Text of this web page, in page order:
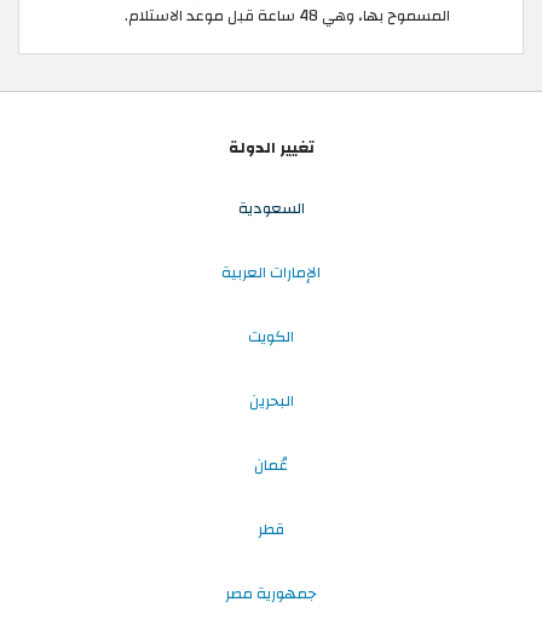
المسموح بها، وهي 48 ساعة قبل موعد الاستلام.
تغيير الدولة
السعودية
الإمارات العربية
الكويت
البحرين
عُمان
قطر
جمهورية مصر